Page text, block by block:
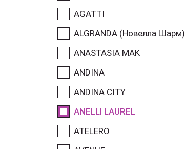
AGATTI
ALGRANDA (Новелла Шарм)
ANASTASIA MAK
ANDINA
ANDINA CITY
ANELLI LAUREL
ATELERO